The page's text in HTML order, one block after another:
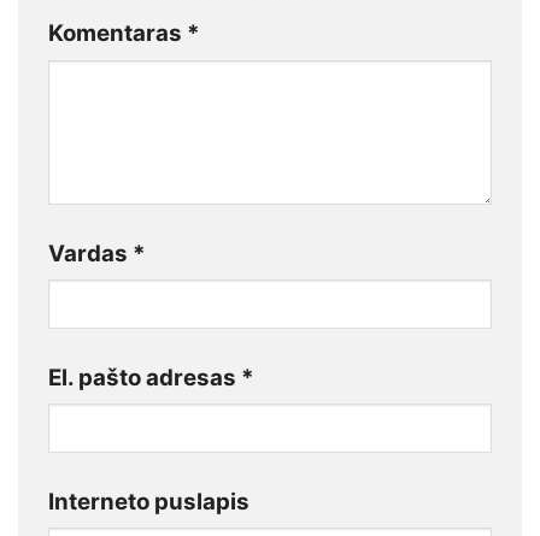
Komentaras *
Vardas *
El. pašto adresas *
Interneto puslapis